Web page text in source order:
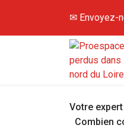
✉ Envoyez-
Votre
Combien